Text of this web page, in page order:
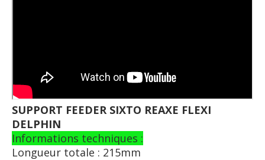
SUPPORT FEEDER SIXTO REAXE FLEXI
DELPHIN
Informations techniques :
Longueur totale : 215mm